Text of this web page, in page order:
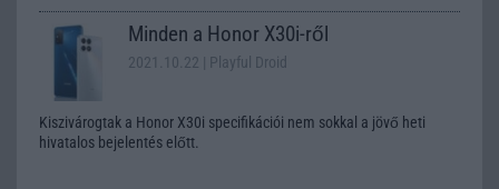
Minden a Honor X30i-ről
2021.10.22 | Playful Droid
Kiszivárogtak a Honor X30i specifikációi nem sokkal a jövő heti
hivatalos bejelentés előtt.